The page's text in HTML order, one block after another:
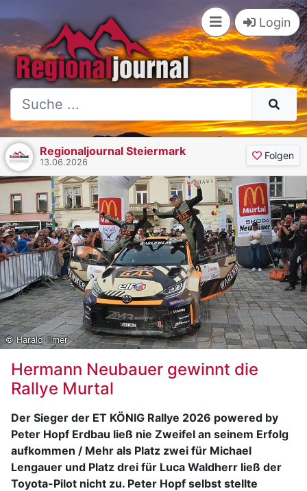
Login
Regionaljournal Steiermark
13.06.2026
Folgen
© Harald Illmer
Hermann Neubauer gewinnt die
Rallye Murtal
Der Sieger der ET KÖNIG Rallye 2026 powered by
Peter Hopf Erdbau ließ nie Zweifel an seinem Erfolg
aufkommen / Mehr als Platz zwei für Michael
Lengauer und Platz drei für Luca Waldherr ließ der
Toyota-Pilot nicht zu. Peter Hopf selbst stellte